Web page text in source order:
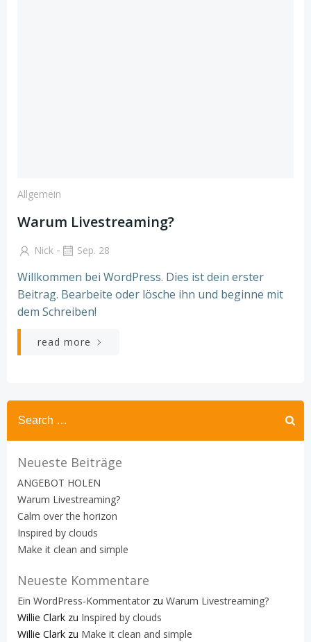
Allgemein
Warum Livestreaming?
Nick - Sep. 28
Willkommen bei WordPress. Dies ist dein erster
Beitrag. Bearbeite oder lösche ihn und beginne mit
dem Schreiben!
read more
Search
for:
Neueste Beiträge
ANGEBOT HOLEN
Warum Livestreaming?
Calm over the horizon
Inspired by clouds
Make it clean and simple
Neueste Kommentare
Ein WordPress-Kommentator zu Warum Livestreaming?
Willie Clark zu Inspired by clouds
Willie Clark zu Make it clean and simple